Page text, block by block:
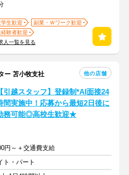
学生歓迎
副業・Ｗワーク歓迎
経験者歓迎
人一覧を見る
ー 苫小牧支社 他の店舗
【引越スタッフ】登録制*AI面接24
間実施中！応募から最短2日後に
務可能◎高校生歓迎★
円～＋交通費支給
ト・パート